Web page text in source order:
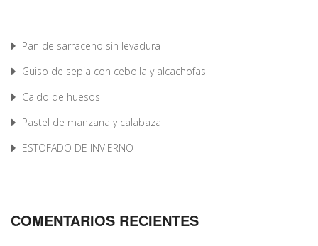
Pan de sarraceno sin levadura
Guiso de sepia con cebolla y alcachofas
Caldo de huesos
Pastel de manzana y calabaza
ESTOFADO DE INVIERNO
COMENTARIOS RECIENTES